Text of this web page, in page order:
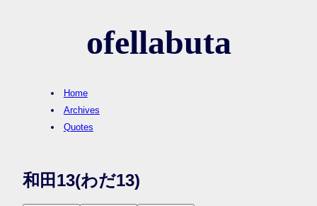
ofellabuta
Home
Archives
Quotes
和田13(わだ13)